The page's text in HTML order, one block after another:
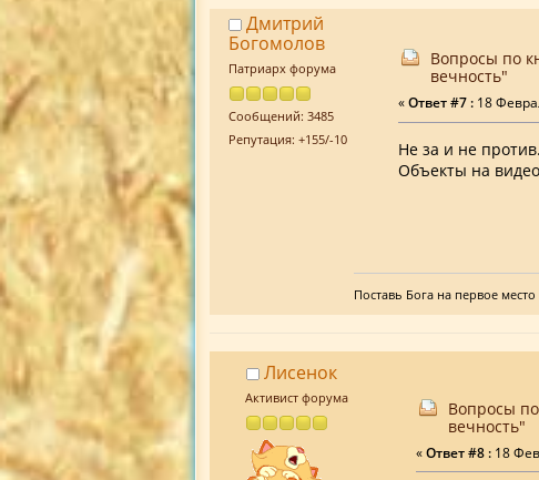
Дмитрий
Богомолов
Патриарх форума
Сообщений: 3485
Репутация: +155/-10
Вопросы по
вечность"
«Ответ #7 : 18
Не за и не против.
Объекты на
Поставь Бога на первое
Лисенок
Активист форума
Вопросы
вечность"
«Ответ #8 :18